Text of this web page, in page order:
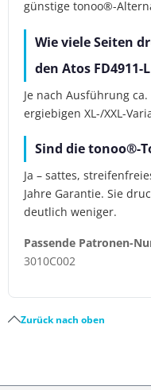
günstige tonoo®-
Wie viele Seiten
den Atos FD4911-
Je nach Ausführung
ergiebigen XL-/XXL-
Sind die tonoo®-
Ja – sattes,
Jahre Garantie. Sie
deutlich weniger.
Passende Patronen-
3010C002
Zurück nach oben